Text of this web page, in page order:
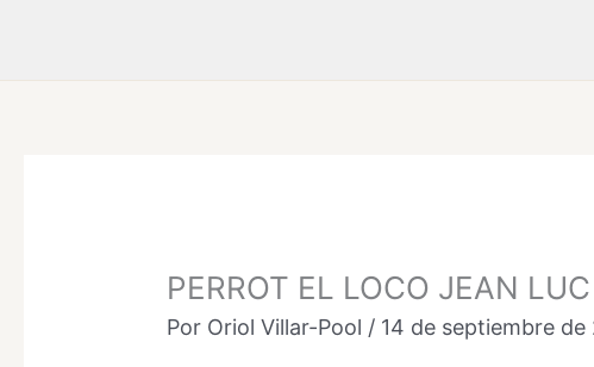
PERROT EL LOCO JEAN
Por Oriol Villar-Pool / 14 de septiembre de